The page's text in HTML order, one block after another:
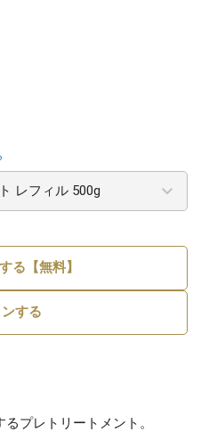
る【無料】
する
プレトリートメント。